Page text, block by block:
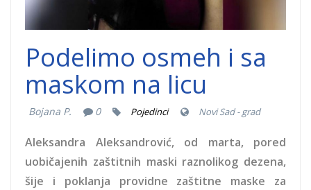
Podelimo osmeh i sa
maskom na licu
Bojana P. 0 Pojedinci Novi Sad - grad
Aleksandra Aleksandrović, od marta, pored
uobičajenih zaštitnih maski raznolikog dezena,
šije i poklanja providne zaštitne maske za